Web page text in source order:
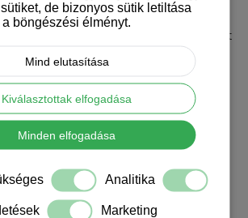
de bizonyos sütik letiltása
böngészési élményt.
Mind elutasítása
Kiválasztottak elfogadása
Minden elfogadása
Analitika
Marketing
marketing. Sajnálom, hogy nem őket
megbízható ügynökség!